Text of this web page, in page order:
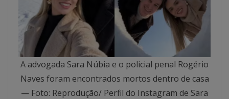
A advogada Sara Núbia e o policial penal Rogério
Naves foram encontrados mortos dentro de casa
— Foto: Reprodução/ Perfil do Instagram de Sara